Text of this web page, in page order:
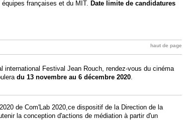
françaises et du MIT. Date limite de candidatures
haut de page
international Festival Jean Rouch, rendez-vous du cinéma
du 13 novembre au 6 décembre 2020
de Com'Lab 2020,ce dispositif de la Direction de la
la conception d'actions de médiation à partir d'un